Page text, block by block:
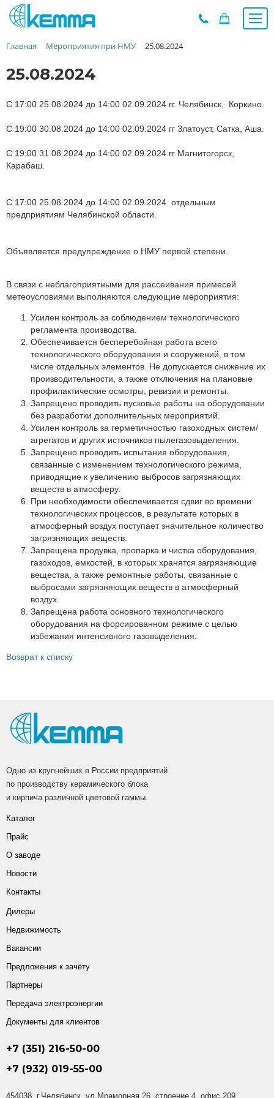
Каталог
О заводе
Новости
Наши проекты
Предложения к зачёту
Партнеры
Личный кабинет
Корзина
Избранное
Главная Мероприятия при НМУ 25.08.2024
25.08.2024
С 17:00 25.08.2024 до 14:00 02.09.2024 гг. Челябинск, Коркино.
С 19:00 30.08.2024 до 14:00 02.09.2024 гг Златоуст, Сатка, Аша.
С 19:00 31.08.2024 до 14:00 02.09.2024 гг Магнитогорск,
Карабаш.
С 17:00 25.08.2024 до 14:00 02.09.2024 отдельным
предприятиям Челябинской области.
Объявляется предупреждение о НМУ первой степени.
В связи с неблагоприятными для рассеивания примесей
метеоусловиями выполняются следующие мероприятия:
Усилен контроль за соблюдением технологического
регламента производства.
Обеспечивается бесперебойная работа всего
технологического оборудования и сооружений, в том
числе отдельных элементов. Не допускается снижение их
производительности, а также отключения на плановые
профилактические осмотры, ревизии и ремонты.
Запрещено проводить пусковые работы на оборудовании
без разработки дополнительных мероприятий.
Усилен контроль за герметичностью газоходных систем/
агрегатов и других источников пылегазовыделения.
Запрещено проводить испытания оборудования,
связанные с изменением технологического режима,
приводящие к увеличению выбросов загрязняющих
веществ в атмосферу.
При необходимости обеспечивается сдвиг во времени
технологических процессов, в результате которых в
атмосферный воздух поступает значительное количество
загрязняющих веществ.
Запрещена продувка, пропарка и чистка оборудования,
газоходов, емкостей, в которых хранятся загрязняющие
вещества, а также ремонтные работы, связанные с
выбросами загрязняющих веществ в атмосферный
воздух.
Запрещена работа основного технологического
оборудования на форсированном режиме с целью
избежания интенсивного газовыделения.
Возврат к списку
Одно из крупнейших в России предприятий
по производству керамического блока
и кирпича различной цветовой гаммы.
Каталог
Прайс
О заводе
Новости
Контакты
Дилеры
Недвижимость
Вакансии
Предложения к зачёту
Партнеры
Передача электроэнергии
Документы для клиентов
+7 (351) 216-50-00
+7 (932) 019-55-00
454038, г.Челябинск, ул.Мраморная 26, строение 4, офис 209